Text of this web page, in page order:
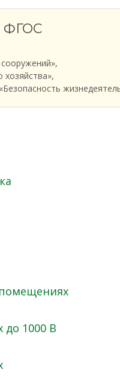
ФГОС
хозяйства»,
до 1000 В